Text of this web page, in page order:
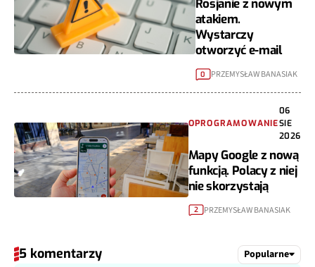
Rosjanie z nowym
atakiem.
Wystarczy
otworzyć e-mail
0 PRZEMYSŁAW BANASIAK
OPROGRAMOWANIE
06
SIE
2026
Mapy Google z nową
funkcją. Polacy z niej
nie skorzystają
2 PRZEMYSŁAW BANASIAK
5 komentarzy Popularne